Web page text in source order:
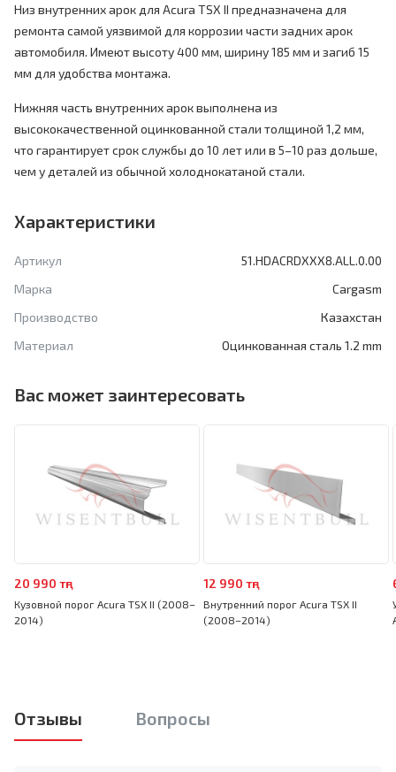
Низ внутренних арок для Acura TSX II предназначена для
ремонта самой уязвимой для коррозии части задних арок
автомобиля. Имеют высоту 400 мм, ширину 185 мм и загиб 15
мм для удобства монтажа.
Нижняя часть внутренних арок выполнена из
высококачественной оцинкованной стали толщиной 1,2 мм,
что гарантирует срок службы до 10 лет или в 5–10 раз дольше,
чем у деталей из обычной холоднокатаной стали.
Характеристики
Артикул
51.HDACRDXXX8.ALL.0.00
Марка
Cargasm
Производство
Казахстан
Материал
Оцинкованная сталь 1.2 mm
Вас может заинтересовать
20 990 тңг
Кузовной порог Acura TSX II (2008–
2014)
12 990 тңг
Внутренний порог Acura TSX II
(2008–2014)
Отзывы Вопросы